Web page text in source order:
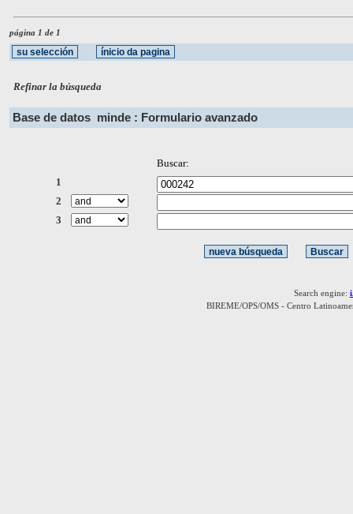
página 1 de 1
Refinar la búsqueda
Base de datos minde : Formulario avanzado
Buscar:
1
2
3
Search engine:
BIREME/OPS/OMS - Centro